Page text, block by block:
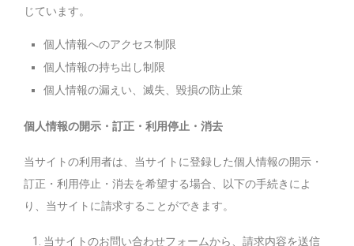
じています。
個人情報へのアクセス制限
個人情報の持ち出し制限
個人情報の漏えい、滅失、毀損の防止策
個人情報の開示・訂正・利用停止・消去
当サイトの利用者は、当サイトに登録した個人情報の開示・
訂正・利用停止・消去を希望する場合、以下の手続きによ
り、当サイトに請求することができます。
当サイトのお問い合わせフォームから、請求内容を送信